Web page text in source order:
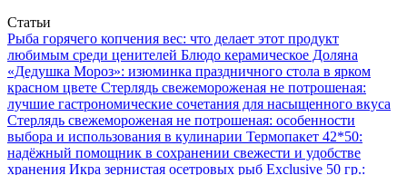
Статьи
Рыба горячего копчения вес: что делает этот продукт
любимым среди ценителей Блюдо керамическое Доляна
«Дедушка Мороз»: изюминка праздничного стола в ярком
красном цвете Стерлядь свежемороженая не потрошеная:
лучшие гастрономические сочетания для насыщенного вкуса
Стерлядь свежемороженая не потрошеная: особенности
выбора и использования в кулинарии Термопакет 42*50:
надёжный помощник в сохранении свежести и удобстве
хранения Икра зернистая осетровых рыб Exclusive 50 гр.: